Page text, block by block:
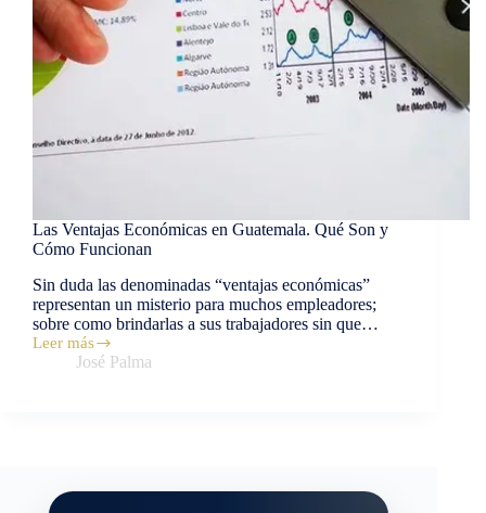
Las Ventajas Económicas en Guatemala. Qué Son y
Cómo Funcionan
Sin duda las denominadas “ventajas económicas”
representan un misterio para muchos empleadores;
sobre como brindarlas a sus trabajadores sin que…
Leer más
José Palma